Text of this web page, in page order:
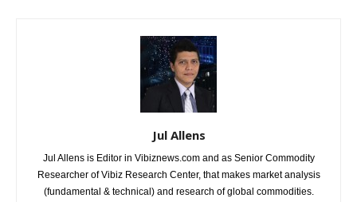
Jul Allens
Jul Allens is Editor in Vibiznews.com and as Senior Commodity
Researcher of Vibiz Research Center, that makes market analysis
(fundamental & technical) and research of global commodities.